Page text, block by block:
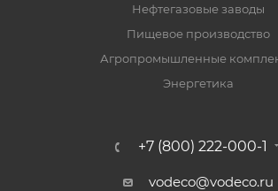
Нефтегазовые заводы
Пищевое производство
Агропромышленные
Энергетика
+7 (800) 222-000-1
vodeco@vodeco.ru